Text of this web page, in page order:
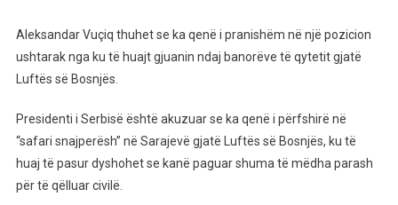
I
Serbisë
Ka
Marrë
Pjesë
Aleksandar Vuçiq thuhet se ka qenë i pranishëm në një pozicion
ushtarak nga ku të huajt gjuanin ndaj banorëve të qytetit gjatë
Luftës së Bosnjës.
Presidenti i Serbisë është akuzuar se ka qenë i përfshirë në
“safari snajperësh” në Sarajevë gjatë Luftës së Bosnjës, ku të
huaj të pasur dyshohet se kanë paguar shuma të mëdha parash
për të qëlluar civilë.